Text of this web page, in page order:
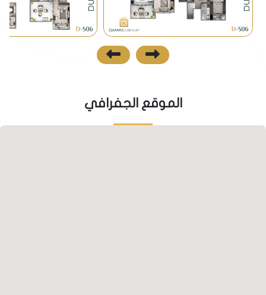
والجامعات الحكومية والخاصة اقربها للمشروع مدرسة
الحاج مصطفى الاهلية وجامعة اوتلوز وجامعة كوجالي
الموقع الجفرافي